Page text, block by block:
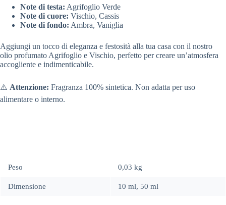
Note di testa: Agrifoglio Verde
Note di cuore: Vischio, Cassis
Note di fondo: Ambra, Vaniglia
Aggiungi un tocco di eleganza e festosità alla tua casa con il nostro
olio profumato Agrifoglio e Vischio, perfetto per creare un’atmosfera
accogliente e indimenticabile.
⚠️ Attenzione: Fragranza 100% sintetica. Non adatta per uso
alimentare o interno.
Peso 0,03 kg
Dimensione 10 ml, 50 ml